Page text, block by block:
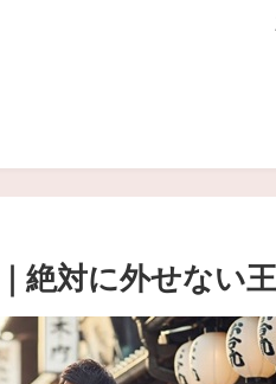
絶対に外せない